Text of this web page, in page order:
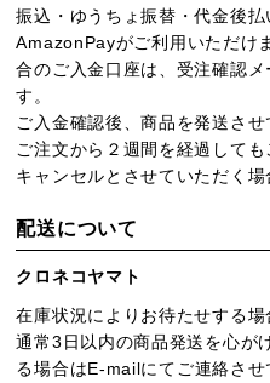
振込・ゆうちょ振替・代金後払
AmazonPayがご利用いただけ
合のご入金口座は、受注確認
す。
ご入金確認後、商品を発送させ
ご注文から２週間を経過して
キャンセルとさせていただく場
配送について
クロネコヤマト
在庫状況によりお待たせする場
通常3日以内の商品発送を心が
る場合はE-mailにてご連絡さ